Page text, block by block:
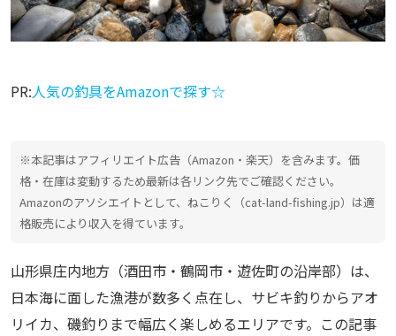
PR:人気の釣具をAmazonで探す☆
※本記事はアフィリエイト広告（Amazon・楽天）を含みます。価
格・在庫は変動するため最新は各リンク先でご確認ください。
Amazonのアソシエイトとして、ねこりく（cat-land-fishing.jp）は適
格販売により収入を得ています。
山形県庄内地方（酒田市・鶴岡市・遊佐町の沿岸部）は、
日本海に面した漁港が数多く点在し、サビキ釣りからアオ
リイカ、磯釣りまで幅広く楽しめるエリアです。この記事